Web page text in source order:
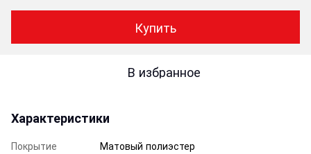
Купить
В избранное
Характеристики
Покрытие
Матовый полиэстер